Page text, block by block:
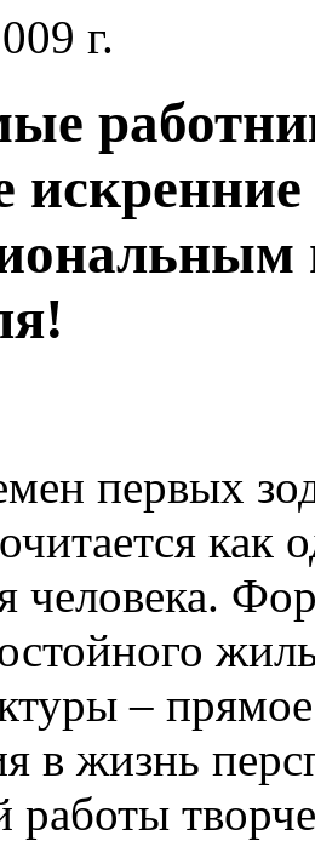
г.
первых
как
человека.
–
в жизнь
работы